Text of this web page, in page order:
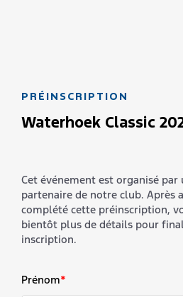
PRÉINSCRIPTION
Waterhoek Classic
Cet événement est organisé par
partenaire de notre club. Après
complété cette préinscription,
bientôt plus de détails pour
inscription.
Prénom*